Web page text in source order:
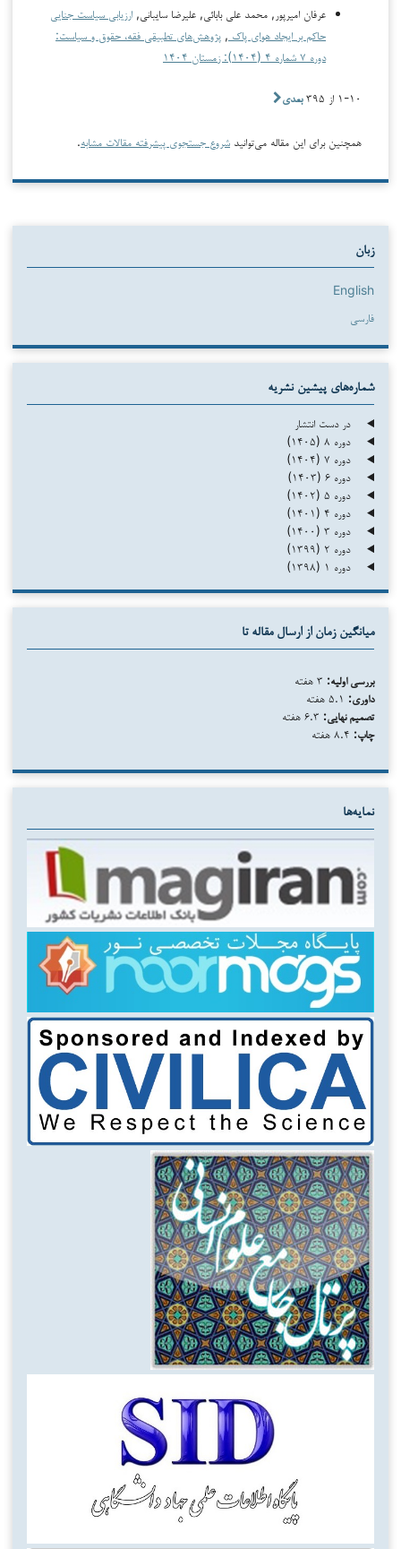
عرفان امیرپور, محمد علی بابائی, علیرضا سایبانی, ارزیابی سیاست جنایی
حاکم بر ایجاد هوای پاک , پژوهش‌های تطبیقی فقه، حقوق و سیاست:
دوره ۷ شماره ۴ (۱۴۰۴): زمستان ۱۴۰۴
۱-۱۰ از ۳۹۵ بعدی
همچنین برای این مقاله می‌توانید شروع جستجوی پیشرفته مقالات مشابه.
زبان
English
فارسی
شماره‌های پیشین نشریه
در دست انتشار
دوره ۸ (۱۴۰۵)
دوره ۷ (۱۴۰۴)
دوره ۶ (۱۴۰۳)
دوره ۵ (۱۴۰۲)
دوره ۴ (۱۴۰۱)
دوره ۳ (۱۴۰۰)
دوره ۲ (۱۳۹۹)
دوره ۱ (۱۳۹۸)
میانگین زمان از ارسال مقاله تا
بررسی اولیه:
داوری:
تصمیم نهایی:
چاپ:
نمایه‌ها